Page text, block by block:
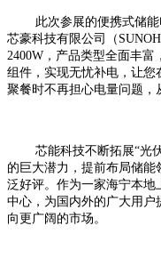
此次参展的便携式储
芯豪科技有限公司（
2400W，产品类型全面丰
组件，实现无忧补电，让
聚餐时不再担心电量问题，
芯能科技不断拓展“光
的巨大潜力，提前布局储
泛好评。作为一家海宁本地
中心，为国内外的广大用户
向更广阔的市场。